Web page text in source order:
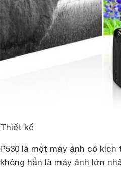
Thiết kế
P530 là một máy ảnh có
không hẳn là máy ảnh lớn